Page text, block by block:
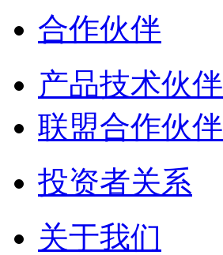
合作伙伴
产品技术伙伴
联盟合作伙伴
投资者关系
关于我们